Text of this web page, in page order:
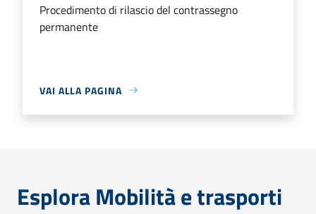
Procedimento di rilascio del contrassegno
permanente
VAI ALLA PAGINA
Esplora Mobilità e trasporti